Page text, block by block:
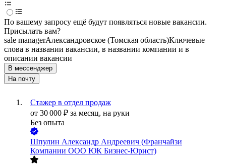
По вашему запросу ещё будут появляться новые вакансии.
Присылать вам?
sale managerАлександровское (Томская область)Ключевые
слова в названии вакансии, в названии компании и в
описании вакансии
В мессенджер
На почту
Стажер в отдел продаж
от 30 000 ₽ за месяц, на руки
Без опыта
Шпулин Александр Андреевич (Франчайзи
Компании ООО ЮК Бизнес-Юрист)